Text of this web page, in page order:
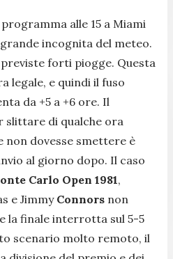
alle 15 a Miami
incognita del meteo.
forti piogge. Questa
legale, e quindi il fuso
da +5 a +6 ore. Il
slittare di qualche ora
non dovesse smettere è
al giorno dopo. Il caso
Carlo Open 1981,
e Jimmy Connors non
la finale interrotta sul 5-5
scenario molto remoto, il